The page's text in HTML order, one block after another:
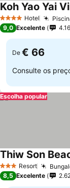
4 EstrelasHotel
Koh Yao Yai
9,0 Excelente
De € 66
Consulte os
Escolha popular
3 EstrelasResort
Thiw Son
8,5 Excelente